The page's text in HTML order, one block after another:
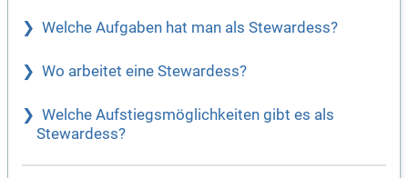
Welche Aufgaben hat man als Stewardess?
Wo arbeitet eine Stewardess?
Welche Aufstiegsmöglichkeiten gibt es als
Stewardess?